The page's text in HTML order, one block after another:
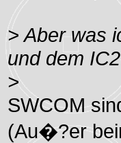
> Aber was
und dem
>
SWCOM
(Au�?er